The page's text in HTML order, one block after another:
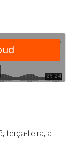
terça-feira, a